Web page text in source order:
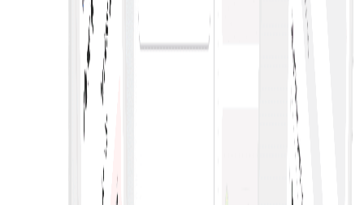
Dayakan pelbagai proses bidaan dalam talian secara
serentak—meningkatkan persaingan, jangkauan
dan pilihan pembeli.
Berbilang e-Lelongan Langsung dengan mudah
Berbilang e-lelongan langsung membolehkan bidaan